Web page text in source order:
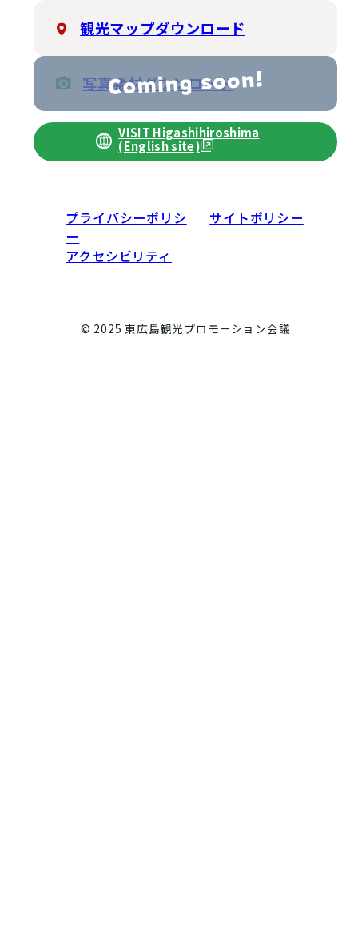
観光マップダウンロード
写真素材ダウンロード
VISIT Higashihiroshima
(English site)
プライバシーポリシ
ー
サイトポリシー
アクセシビリティ
© 2025 東広島観光プロモーション会議